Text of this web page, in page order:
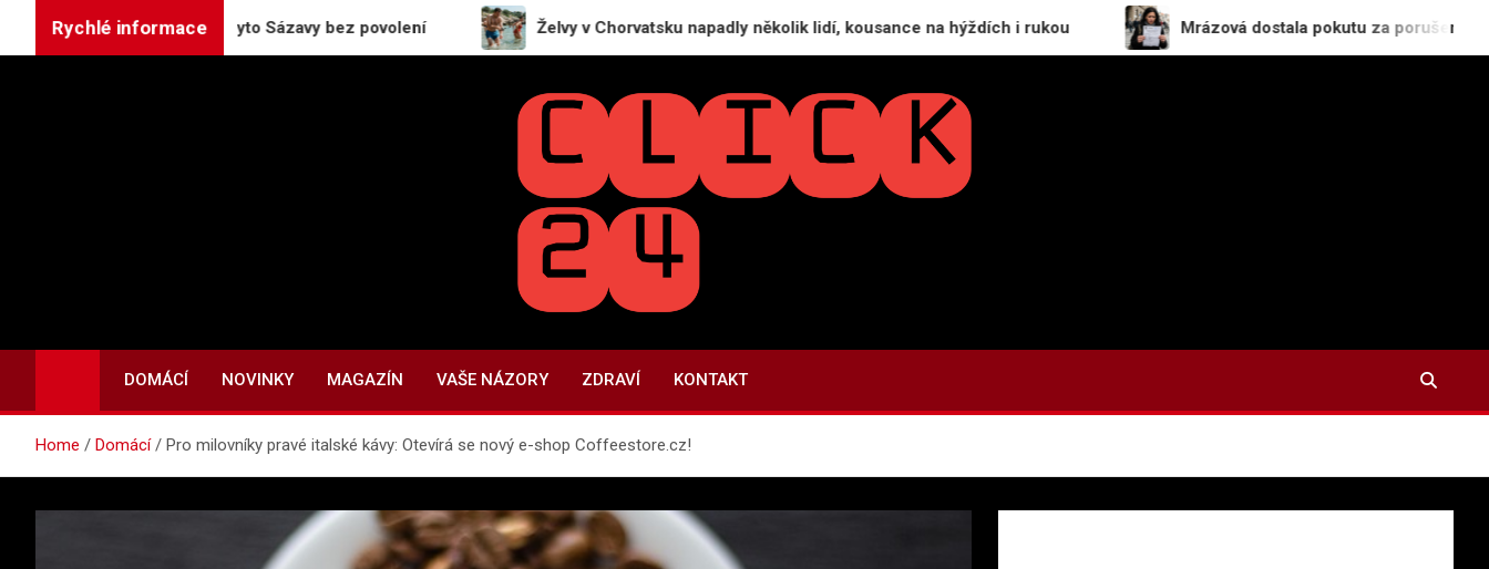
Rychlé informace
upravují koryto Sázavy bez povolení Želvy v Chorvatsku napadly několik lidí, kousance na hýždích i rukou Mrázová dostala pokutu za porušení zákona o
CLICK24.CZ
DOMÁCÍ NOVINKY MAGAZÍN VAŠE NÁZORY ZDRAVÍ KONTAKT
Home Domácí Pro milovníky pravé italské kávy: Otevírá se nový e-shop Coffeestore.cz!